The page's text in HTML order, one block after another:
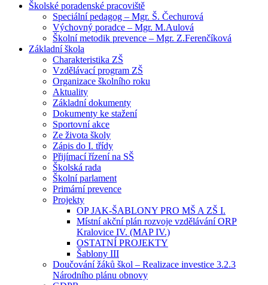
Školské poradenské pracoviště
Speciální pedagog – Mgr. Š. Čechurová
Výchovný poradce – Mgr. M.Aulová
Školní metodik prevence – Mgr. Z.Ferenčíková
Základní škola
Charakteristika ZŠ
Vzdělávací program ZŠ
Organizace školního roku
Aktuality
Základní dokumenty
Dokumenty ke stažení
Sportovní akce
Ze života školy
Zápis do I. třídy
Přijímací řízení na SŠ
Školská rada
Školní parlament
Primární prevence
Projekty
OP JAK-ŠABLONY PRO MŠ A ZŠ I.
Místní akční plán rozvoje vzdělávání ORP
Kralovice IV. (MAP IV.)
OSTATNÍ PROJEKTY
Šablony III
Doučování žáků škol – Realizace investice 3.2.3
Národního plánu obnovy